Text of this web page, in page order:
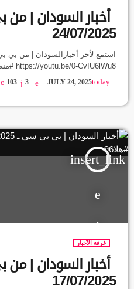
أخبار السودان |
24/07/2025
استمع لأخر أخبارالسودان | من بي
https://youtu.be/0-CvIU6lWu8 #منصة_هلا_الإعلامية #هلا96
today
JULY 24, 2025
103 3
insert_link
غرفة الآخبار
أخبار السودان |
17/07/2025